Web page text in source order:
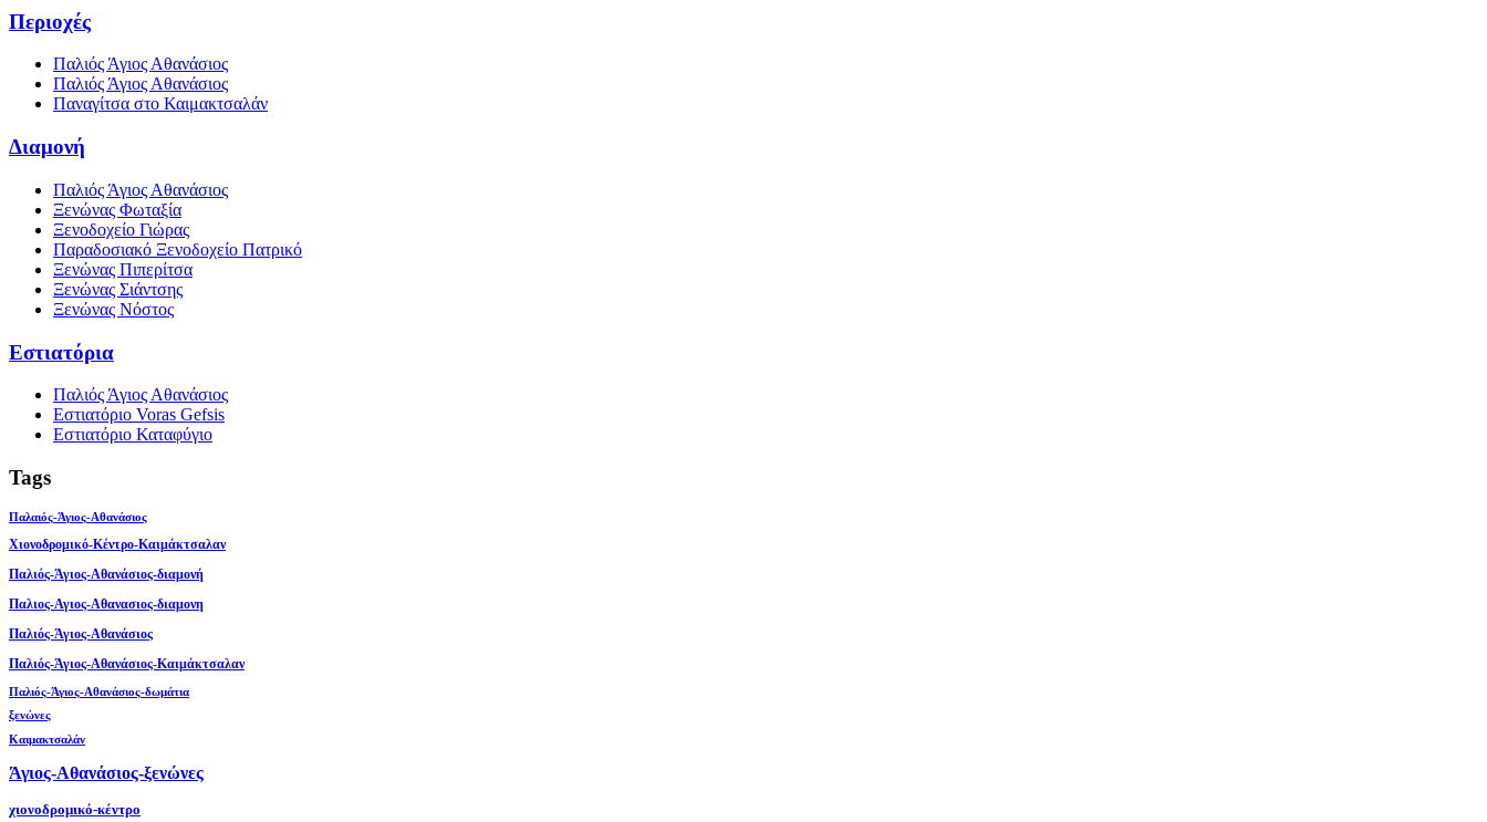
Περιοχές
Παλιός Άγιος Αθανάσιος
Παλιός Άγιος Αθανάσιος
Παναγίτσα στο Καιμακτσαλάν
Διαμονή
Παλιός Άγιος Αθανάσιος
Ξενώνας Φωταξία
Ξενοδοχείο Γιώρας
Παραδοσιακό Ξενοδοχείο Πατρικό
Ξενώνας Πιπερίτσα
Ξενώνας Σιάντσης
Ξενώνας Νόστος
Εστιατόρια
Παλιός Άγιος Αθανάσιος
Εστιατόριο Voras Gefsis
Εστιατόριο Καταφύγιο
Tags
Παλαιός-Άγιος-Αθανάσιος
Χιονοδρομικό-Κέντρο-Καιμάκτσαλαν
Παλιός-Άγιος-Αθανάσιος-διαμονή
Παλιος-Αγιος-Αθανασιος-διαμονη
Παλιός-Άγιος-Αθανάσιος
Παλιός-Άγιος-Αθανάσιος-Καιμάκτσαλαν
Παλιός-Άγιος-Αθανάσιος-δωμάτια
ξενώνες
Καιμακτσαλάν
Άγιος-Αθανάσιος-ξενώνες
χιονοδρομικό-κέντρο